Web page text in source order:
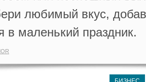
любимый вкус,
в маленький праздник.